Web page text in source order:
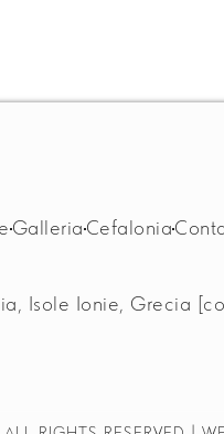
GalleriaCefalonia
Isole Ionie, Grecia